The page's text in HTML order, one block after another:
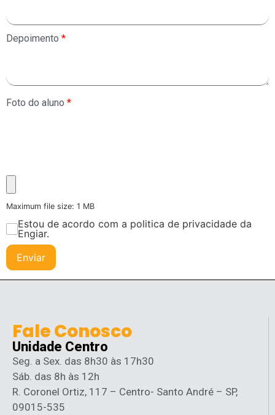
Depoimento *
Foto do aluno *
Maximum file size: 1 MB
Estou de acordo com a politica de privacidade da
Engiar.
Enviar
Fale Conosco
Unidade Centro
Seg. a Sex. das 8h30 às 17h30
Sáb. das 8h às 12h
R. Coronel Ortiz, 117 – Centro- Santo André – SP,
09015-535